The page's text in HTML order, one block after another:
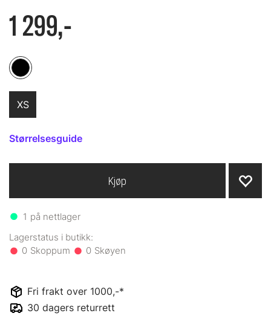
1 299,-
XS
Størrelsesguide
1 på nettlager
0 0
Kjøp
Fri frakt over 1000,-*
30 dagers returrett